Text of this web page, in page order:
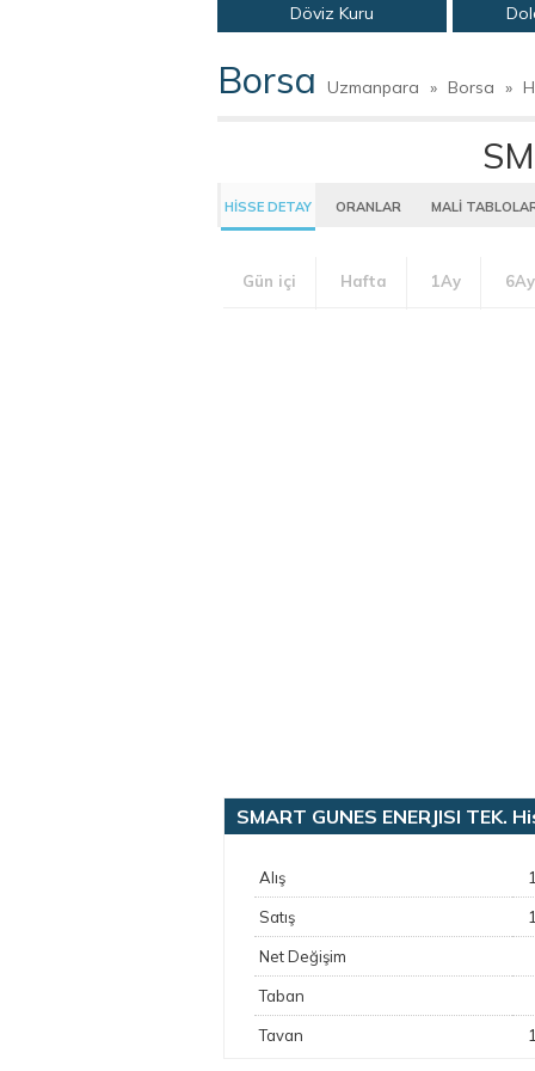
Döviz Kuru
Borsa Uzmanpara » Borsa »
HİSSE DETAY ORANLAR MALİ
Gün içi Hafta 1Ay 6Ay
SMART GUNES ENERJISI TEK.
Alış
Satış
Net Değişim
Taban
Tavan